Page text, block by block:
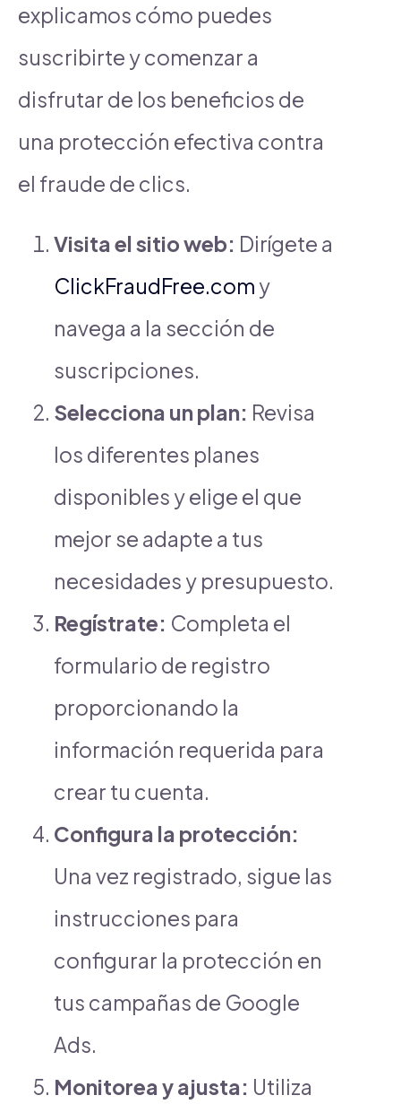
explicamos cómo puedes
suscribirte y comenzar a
disfrutar de los beneficios de
una protección efectiva contra
el fraude de clics.
Visita el sitio web: Dirígete a
ClickFraudFree.com y
navega a la sección de
suscripciones.
Selecciona un plan: Revisa
los diferentes planes
disponibles y elige el que
mejor se adapte a tus
necesidades y presupuesto.
Regístrate: Completa el
formulario de registro
proporcionando la
información requerida para
crear tu cuenta.
Configura la protección:
Una vez registrado, sigue las
instrucciones para
configurar la protección en
tus campañas de Google
Ads.
Monitorea y ajusta: Utiliza